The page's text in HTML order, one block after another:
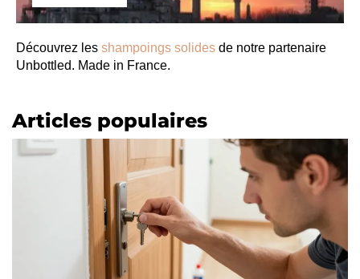
Découvrez les shampoings solides de notre partenaire
Unbottled. Made in France.
Articles populaires